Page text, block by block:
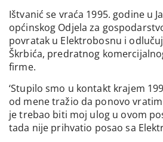
Ištvanić se vraća 1995. godine u
općinskog Odjela za
povratak u Elektrobosnu i
Škrbića, predratnog
firme.
‘Stupilo smo u kontakt krajem
od mene tražio da ponovo
je trebao biti moj ulog u ovom
tada nije prihvatio posao sa